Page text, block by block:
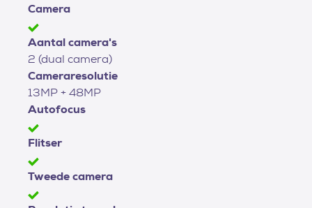
Camera
Aantal camera's
2 (dual camera)
Cameraresolutie
13MP + 48MP
Autofocus
Flitser
Tweede camera